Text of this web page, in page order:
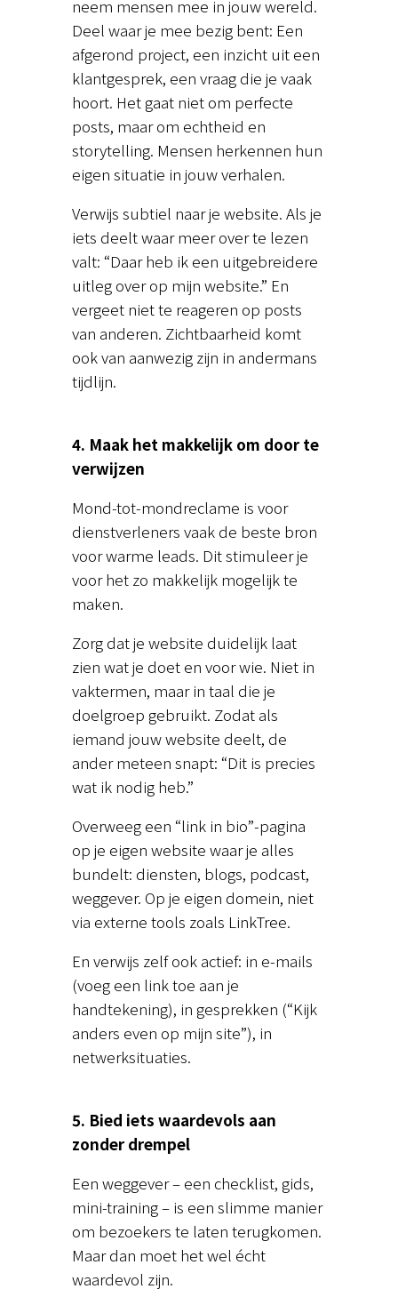
neem mensen mee in jouw wereld.
Deel waar je mee bezig bent: Een
afgerond project, een inzicht uit een
klantgesprek, een vraag die je vaak
hoort. Het gaat niet om perfecte
posts, maar om echtheid en
storytelling. Mensen herkennen hun
eigen situatie in jouw verhalen.
Verwijs subtiel naar je website. Als je
iets deelt waar meer over te lezen
valt: “Daar heb ik een uitgebreidere
uitleg over op mijn website.” En
vergeet niet te reageren op posts
van anderen. Zichtbaarheid komt
ook van aanwezig zijn in andermans
tijdlijn.
4. Maak het makkelijk om door te
verwijzen
Mond-tot-mondreclame is voor
dienstverleners vaak de beste bron
voor warme leads. Dit stimuleer je
voor het zo makkelijk mogelijk te
maken.
Zorg dat je website duidelijk laat
zien wat je doet en voor wie. Niet in
vaktermen, maar in taal die je
doelgroep gebruikt. Zodat als
iemand jouw website deelt, de
ander meteen snapt: “Dit is precies
wat ik nodig heb.”
Overweeg een “link in bio”-pagina
op je eigen website waar je alles
bundelt: diensten, blogs, podcast,
weggever. Op je eigen domein, niet
via externe tools zoals LinkTree.
En verwijs zelf ook actief: in e-mails
(voeg een link toe aan je
handtekening), in gesprekken (“Kijk
anders even op mijn site”), in
netwerksituaties.
5. Bied iets waardevols aan
zonder drempel
Een weggever – een checklist, gids,
mini-training – is een slimme manier
om bezoekers te laten terugkomen.
Maar dan moet het wel écht
waardevol zijn.